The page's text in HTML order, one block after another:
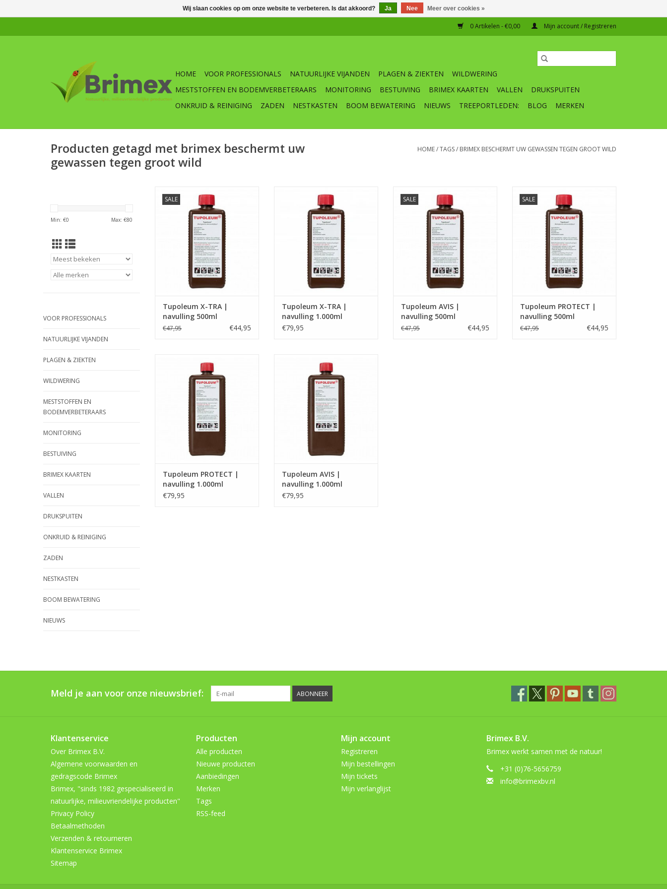
0 Artikelen - €0,00 Mijn account / Registreren
HOME VOOR PROFESSIONALS NATUURLIJKE VIJANDEN PLAGEN & ZIEKTEN
WILDWERING
MESTSTOFFEN EN BODEMVERBETERAARS
MONITORING BESTUIVING BRIMEX KAARTEN VALLEN
DRUKSPUITEN
ONKRUID & REINIGING
ZADEN NESTKASTEN BOOM BEWATERING NIEUWS TREEPORTLEDEN: BLOG MERKEN
Producten getagd met brimex beschermt uw
gewassen tegen groot wild
HOME/TAGS/ BRIMEX BESCHERMT UW GEWASSEN TEGEN GROOT WILD
Min: €0 Max: €80
VOOR PROFESSIONALS
NATUURLIJKE VIJANDEN
PLAGEN & ZIEKTEN
WILDWERING
MESTSTOFFEN EN
BODEMVERBETERAARS
MONITORING
BESTUIVING
BRIMEX KAARTEN
VALLEN
DRUKSPUITEN
ONKRUID & REINIGING
ZADEN
NESTKASTEN
BOOM BEWATERING
NIEUWS
SALE
TOEVOEGEN AAN WINKELWAGEN
Tupoleum X-TRA |
navulling 500ml
€47,95 €44,95
geurpalen
TOEVOEGEN AAN WINKELWAGEN
Tupoleum X-TRA |
navulling 1.000ml
€79,95
SALEvogelwering voor Brimex-
Tupoleum geurpalen
TOEVOEGEN AAN WINKELWAGEN
Tupoleum AVIS |
navulling 500ml
€47,95 €44,95
SALE
geurpalen
1 stuk fles incl.kindveilige sluiting
schudden voor gebruik
TOEVOEGEN AAN WINKELWAGEN
Tupoleum PROTECT |
navulling 500ml
€47,95 €44,95
geurpalen
TOEVOEGEN AAN WINKELWAGEN
Tupoleum PROTECT |
navulling 1.000ml
€79,95
geurpalen
TOEVOEGEN AAN WINKELWAGEN
Tupoleum AVIS |
navulling 1.000ml
€79,95
Meld je aan voor onze nieuwsbrief: ABONNEER
Klantenservice
Over Brimex B.V.
Algemene voorwaarden en
gedragscode Brimex
Brimex, "sinds 1982 gespecialiseerd in
natuurlijke, milieuvriendelijke producten"
Privacy Policy
Betaalmethoden
Verzenden & retourneren
Klantenservice Brimex
Sitemap
Producten
Alle producten
Nieuwe producten
Aanbiedingen
Merken
Tags
RSS-feed
Mijn account
Registreren
Mijn bestellingen
Mijn tickets
Mijn verlanglijst
Brimex B.V.
Brimex werkt samen met de natuur!
+31 (0)76-5656759
info@brimexbv.nl
Wij slaan cookies op om onze website te verbeteren. Is dat akkoord? Ja Nee Meer over cookies »